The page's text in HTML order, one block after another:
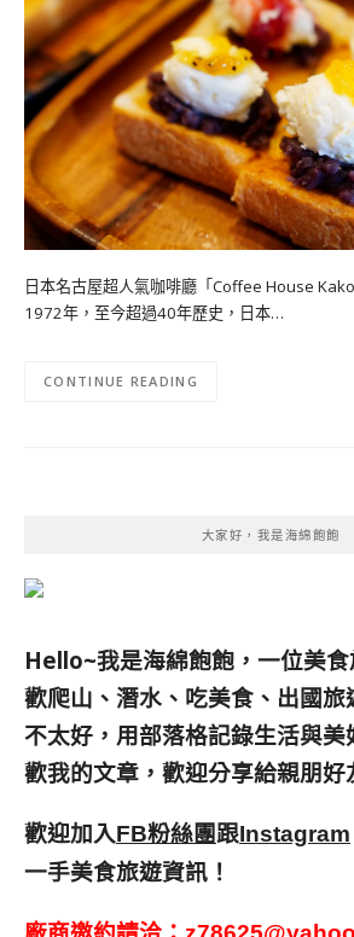
日本名古屋超人氣咖啡廳「Coffee House
1972年，至今超過40年歷史，日本…
CONTINUE READING
大家好，我是海綿飽飽
Hello~我是海綿飽飽，一位美食
歡爬山、潛水、吃美食、出國旅
不太好，用部落格記錄生活與美
歡我的文章，歡迎分享給親朋好
歡迎加入FB粉絲團跟Instagram
一手美食旅遊資訊！